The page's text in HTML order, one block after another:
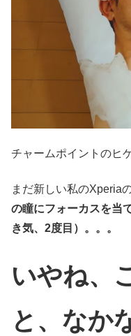
チャームポイントのヒ
まだ新しい私のXperia
の瞳にフォーカスを当
き気、2度目）。。。
いやね、
と、なか